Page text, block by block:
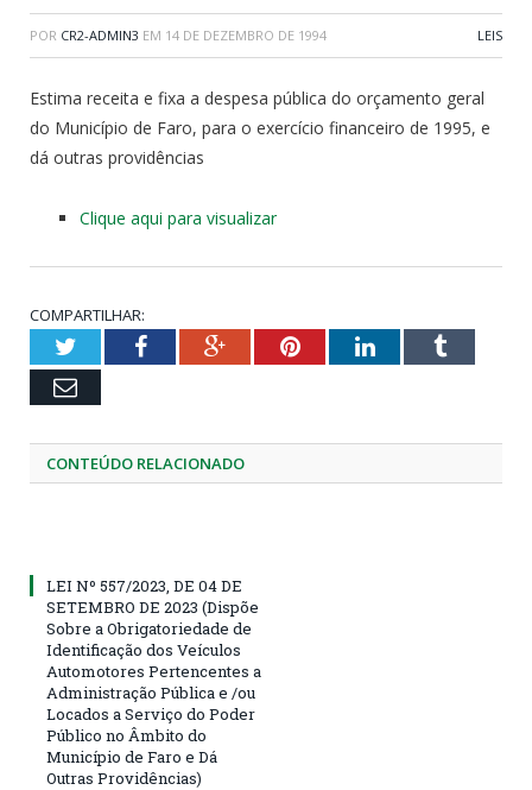
POR CR2-ADMIN3 EM 14 DE DEZEMBRO DE 1994 LEIS
Estima receita e fixa a despesa pública do orçamento geral
do Município de Faro, para o exercício financeiro de 1995, e
dá outras providências
Clique aqui para visualizar
COMPARTILHAR:
TwitterFacebookGoogle+PinterestLinkedInTumblr
Email
CONTEÚDO RELACIONADO
LEI Nº 557/2023, DE 04 DE
SETEMBRO DE 2023 (Dispõe
Sobre a Obrigatoriedade de
Identificação dos Veículos
Automotores Pertencentes a
Administração Pública e /ou
Locados a Serviço do Poder
Público no Âmbito do
Município de Faro e Dá
Outras Providências)